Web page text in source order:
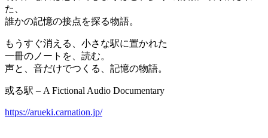
た、
誰かの記憶の接点を探る物語。
もうすぐ消える、小さな駅に置かれた
一冊のノートを、読む。
声と、音だけでつくる、記憶の物語。
或る駅 – A Fictional Audio Documentary
https://arueki.carnation.jp/